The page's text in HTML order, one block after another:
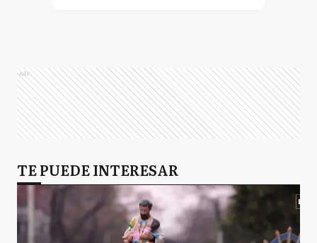
Ads
TE PUEDE INTERESAR